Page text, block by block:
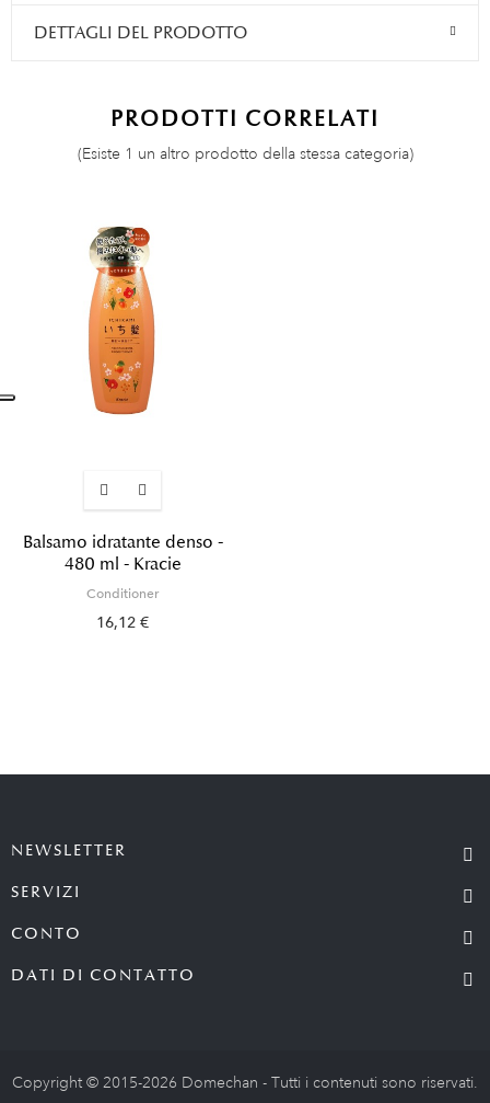
DETTAGLI DEL PRODOTTO
PRODOTTI CORRELATI
(Esiste 1 un altro prodotto della stessa categoria)
Balsamo idratante denso -
480 ml - Kracie
Conditioner
16,12 €
NEWSLETTER
SERVIZI
CONTO
DATI DI CONTATTO
Copyright © 2015-2026 Domechan - Tutti i contenuti sono riservati.